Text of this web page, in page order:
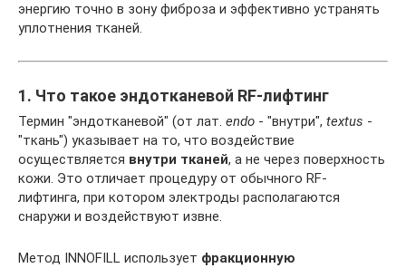
энергию точно в зону фиброза и эффективно устранять
уплотнения тканей.
1. Что такое эндотканевой RF-лифтинг
Термин "эндотканевой" (от лат. endo - "внутри", textus -
"ткань") указывает на то, что воздействие
осуществляется внутри тканей, а не через поверхность
кожи. Это отличает процедуру от обычного RF-
лифтинга, при котором электроды располагаются
снаружи и воздействуют извне.
Метод INNOFILL использует фракционную